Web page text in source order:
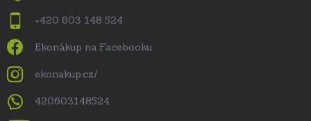
+420 603 148 524
Ekonákup na Facebooku
ekonakup.cz/
420603148524